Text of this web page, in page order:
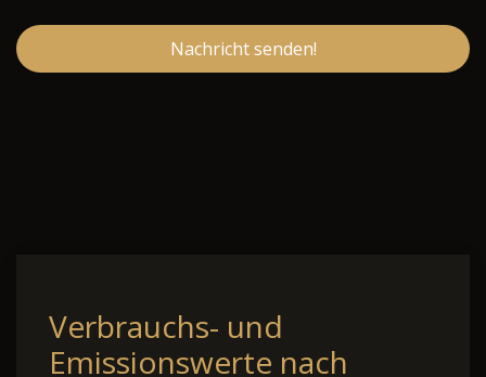
Nachricht senden!
Verbrauchs- und
Emissionswerte nach